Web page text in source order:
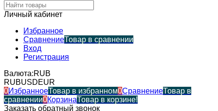
Личный кабинет
Избранное
СравнениеТовар в сравнении
Вход
Регистрация
Валюта:RUB
RUBUSDEUR
0ИзбранноеТовар в избранном0СравнениеТовар в
сравнении0КорзинаТовар в корзине!
Заказать обратный звонок